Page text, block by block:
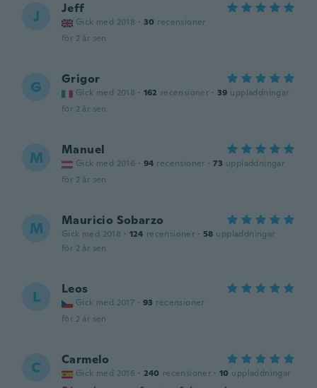
J Jeff
Gick med 2018 · 30 recensioner
för 2 år sen
G Grigor
Gick med 2018 · 162 recensioner · 39 uppladdningar
för 2 år sen
M Manuel
Gick med 2016 · 94 recensioner · 73 uppladdningar
för 2 år sen
M Mauricio Sobarzo
Gick med 2018 · 124 recensioner · 58 uppladdningar
för 2 år sen
L Leos
Gick med 2017 · 93 recensioner
för 2 år sen
C Carmelo
Gick med 2016 · 240 recensioner · 10 uppladdningar